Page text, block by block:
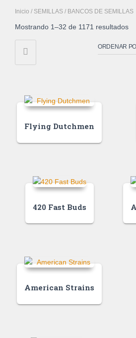
Inicio / SEMILLAS / BANCOS DE SEMILLAS
Mostrando 1–32 de 1171 resultados
Flying Dutchmen
420 Fast Buds
American Strains